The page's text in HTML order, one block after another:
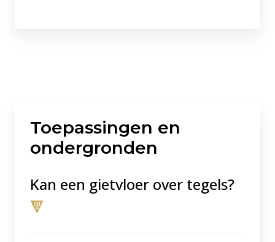
Toepassingen en
ondergronden
Kan een gietvloer over tegels?
🔻